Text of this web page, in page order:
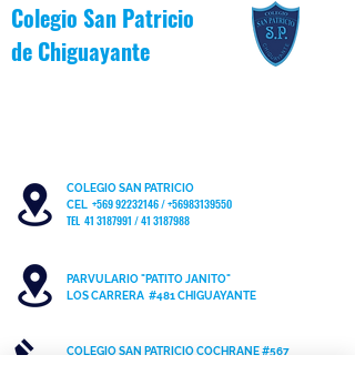
Colegio San Patricio
de Chiguayante
COLEGIO SAN PATRICIO
CEL +569 92232146/+56983139550
TEL 41 3187991 / 41 3187988
PARVULARIO "PATITO JANITO"
LOS CARRERA #481 CHIGUAYANTE
COLEGIO SAN PATRICIO COCHRANE #567